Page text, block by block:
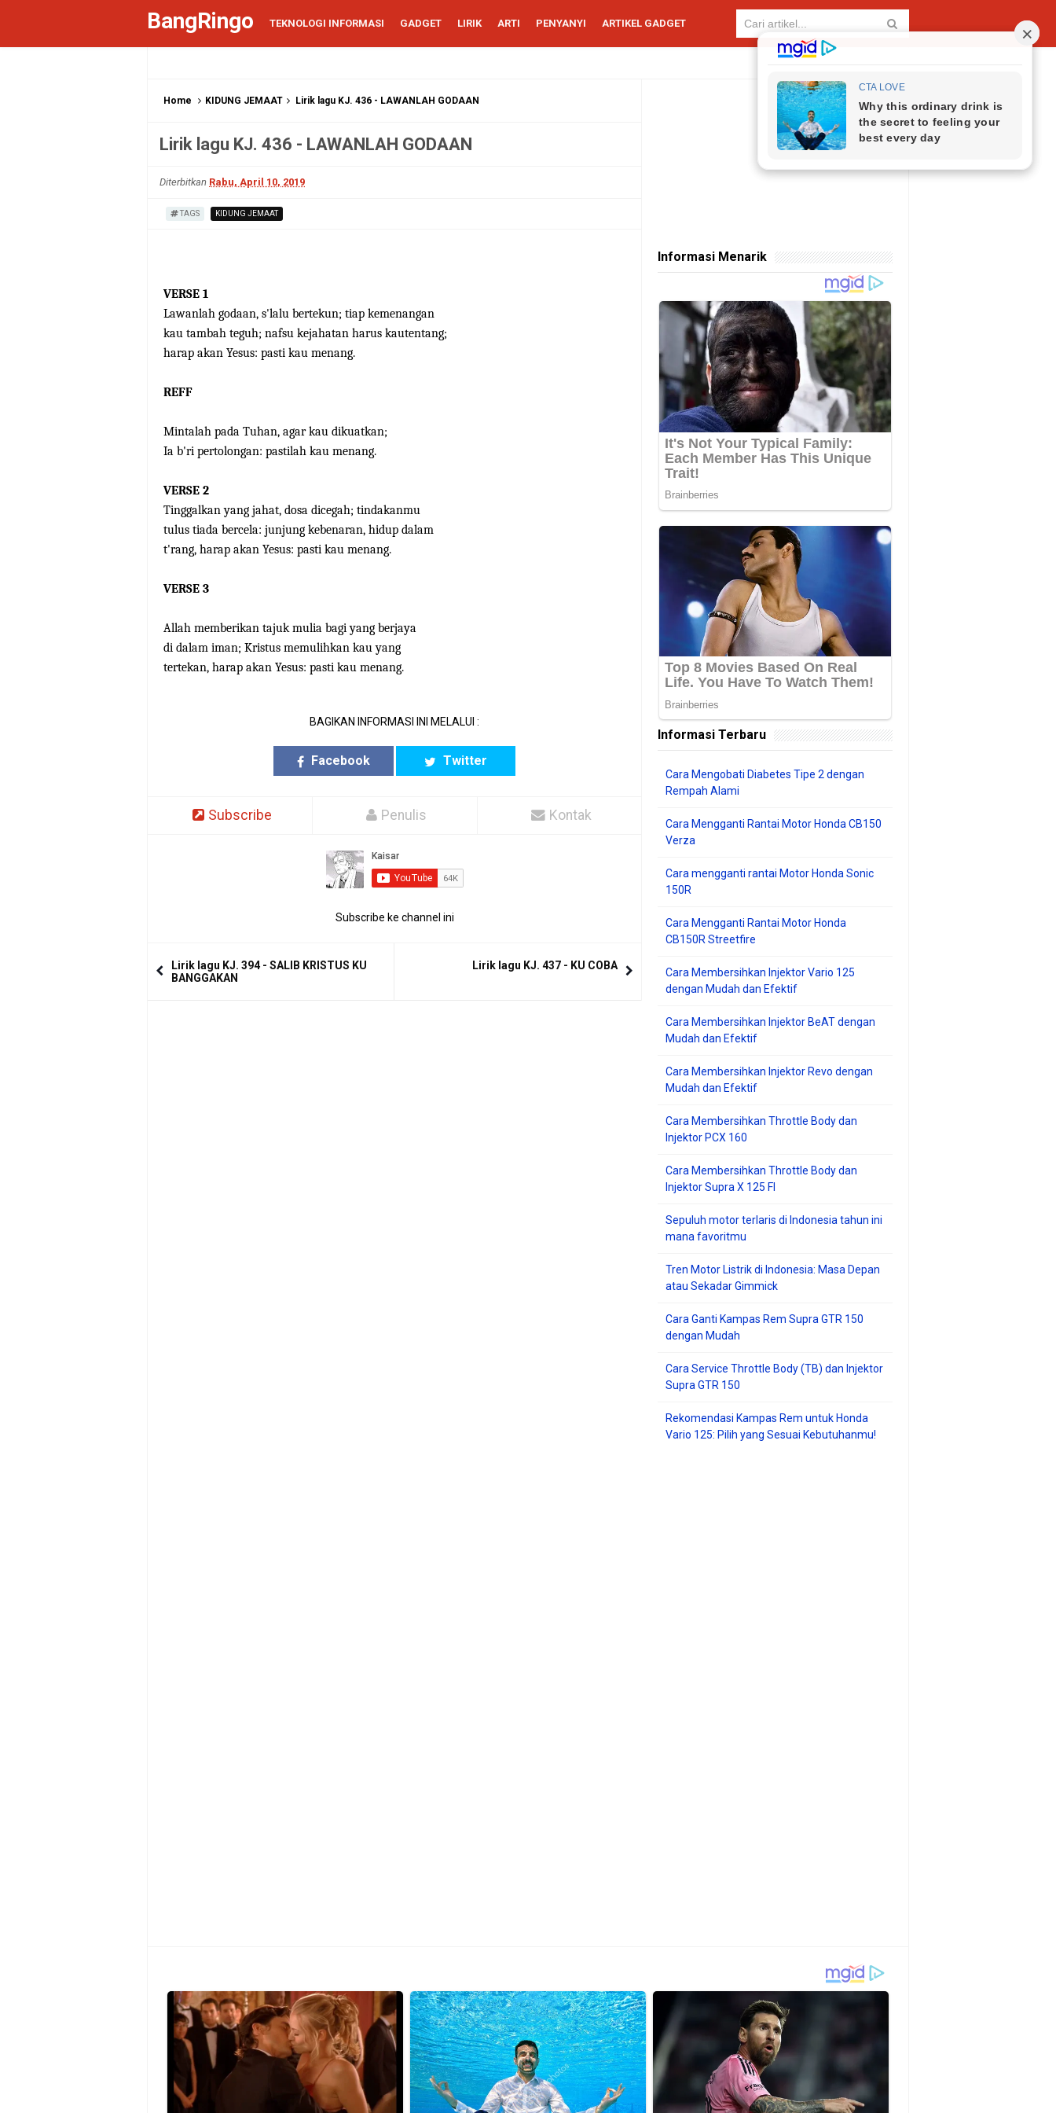
BangRingo TEKNOLOGI INFORMASI GADGET LIRIK ARTI PENYANYI ARTIKEL GADGET
Home KIDUNG JEMAAT Lirik lagu KJ. 436 - LAWANLAH GODAAN
Lirik lagu KJ. 436 - LAWANLAH GODAAN
Diterbitkan Rabu, April 10, 2019
TAGS KIDUNG JEMAAT
VERSE 1
Lawanlah godaan, s'lalu bertekun; tiap kemenangan
kau tambah teguh; nafsu kejahatan harus kautentang;
harap akan Yesus: pasti kau menang.
REFF
Mintalah pada Tuhan, agar kau dikuatkan;
Ia b'ri pertolongan: pastilah kau menang.
VERSE 2
Tinggalkan yang jahat, dosa dicegah; tindakanmu
tulus tiada bercela: junjung kebenaran, hidup dalam
t'rang, harap akan Yesus: pasti kau menang.
VERSE 3
Allah memberikan tajuk mulia bagi yang berjaya
di dalam iman; Kristus memulihkan kau yang
tertekan, harap akan Yesus: pasti kau menang.
BAGIKAN INFORMASI INI MELALUI :
Facebook Twitter
Subscribe Penulis Kontak
Subscribe ke channel ini
Lirik lagu KJ. 394 - SALIB KRISTUS KU
BANGGAKAN
Lirik lagu KJ. 437 - KU COBA
Informasi Menarik
Informasi Terbaru
Cara Mengobati Diabetes Tipe 2 dengan
Rempah Alami
Cara Mengganti Rantai Motor Honda CB150
Verza
Cara mengganti rantai Motor Honda Sonic
150R
Cara Mengganti Rantai Motor Honda
CB150R Streetfire
Cara Membersihkan Injektor Vario 125
dengan Mudah dan Efektif
Cara Membersihkan Injektor BeAT dengan
Mudah dan Efektif
Cara Membersihkan Injektor Revo dengan
Mudah dan Efektif
Cara Membersihkan Throttle Body dan
Injektor PCX 160
Cara Membersihkan Throttle Body dan
Injektor Supra X 125 FI
Sepuluh motor terlaris di Indonesia tahun ini
mana favoritmu
Tren Motor Listrik di Indonesia: Masa Depan
atau Sekadar Gimmick
Cara Ganti Kampas Rem Supra GTR 150
dengan Mudah
Cara Service Throttle Body (TB) dan Injektor
Supra GTR 150
Rekomendasi Kampas Rem untuk Honda
Vario 125: Pilih yang Sesuai Kebutuhanmu!